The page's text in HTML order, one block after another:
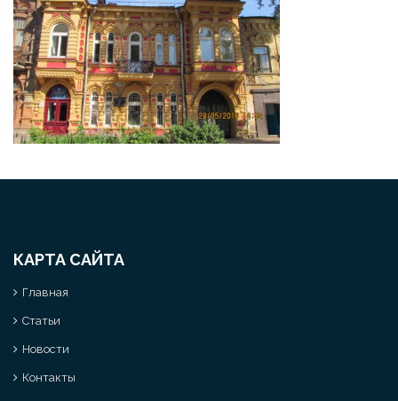
КАРТА САЙТА
Главная
Статьи
Новости
Контакты